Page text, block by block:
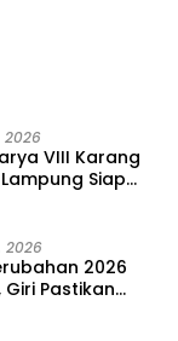
2026
VIII Karang
Siap
2026
2026
Giri Pastikan